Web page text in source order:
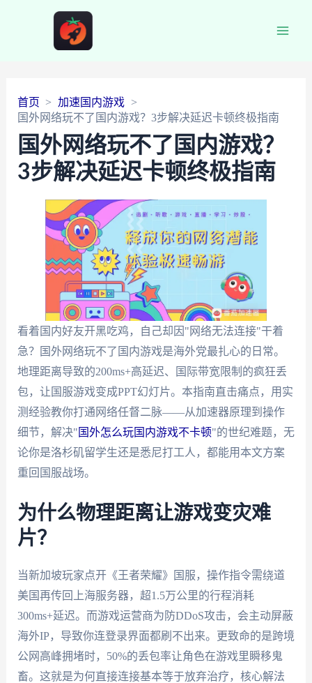
首页
加速国内游戏
国外网络玩不了国内游戏？3步解决延迟卡顿终极指南
国外网络玩不了国内游戏？
3步解决延迟卡顿终极指南
看着国内好友开黑吃鸡，自己却因"网络无法连接"干着
急？国外网络玩不了国内游戏是海外党最扎心的日常。
地理距离导致的200ms+高延迟、国际带宽限制的疯狂丢
包，让国服游戏变成PPT幻灯片。本指南直击痛点，用实
测经验教你打通网络任督二脉——从加速器原理到操作
细节，解决" 国外怎么玩国内游戏不卡顿"的世纪难题，无
论你是洛杉矶留学生还是悉尼打工人，都能用本文方案
重回国服战场。
为什么物理距离让游戏变灾难
片？
当新加坡玩家点开《王者荣耀》国服，操作指令需绕道
美国再传回上海服务器，超1.5万公里的行程消耗
300ms+延迟。而游戏运营商为防DDoS攻击，会主动屏蔽
海外IP，导致你连登录界面都刷不出来。更致命的是跨境
公网高峰拥堵时，50%的丢包率让角色在游戏里瞬移鬼
畜。这就是为何直接连接基本等于放弃治疗，核心解法